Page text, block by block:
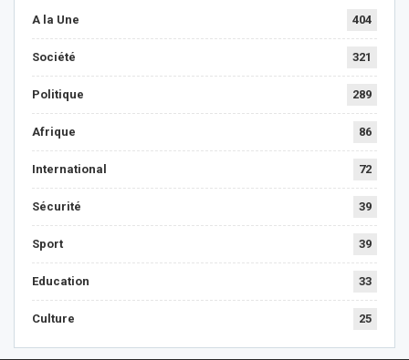
A la Une 404
Société 321
Politique 289
Afrique 86
International 72
Sécurité 39
Sport 39
Education 33
Culture 25